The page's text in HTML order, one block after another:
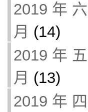
2019 年 六
月 (14)
2019 年 五
月 (13)
2019 年 四